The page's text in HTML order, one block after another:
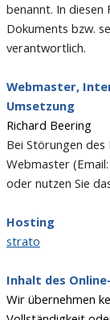
benannt. In diesen
Dokuments bzw.
verantwortlich.
Webmaster,
Umsetzung
Richard Beering
Bei Störungen
Webmaster
oder nutzen Sie
Hosting
strato
Inhalt des
Wir übernehmen